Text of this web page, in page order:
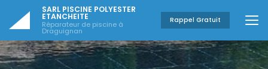
contenu
principal
SARL PISCINE POLYESTER
ETANCHEITE
Réparateur de piscine à
Draguignan
Rappel Gratuit